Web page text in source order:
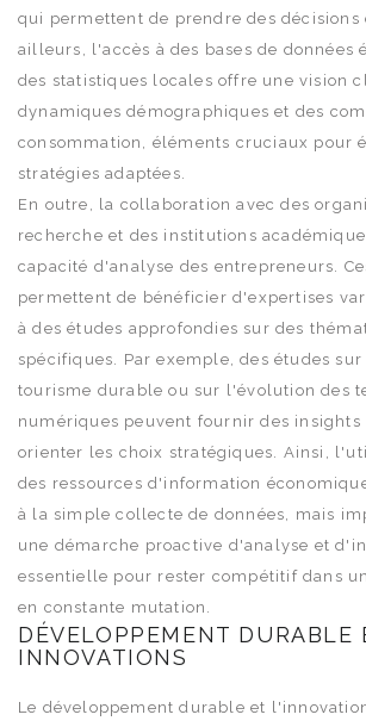
qui permettent de prendre des décisions
ailleurs, l'accès à des bases de données
des statistiques locales offre une vision
dynamiques démographiques et des
consommation, éléments cruciaux pour
stratégies adaptées.
En outre, la collaboration avec des
recherche et des institutions
capacité d'analyse des entrepreneurs.
permettent de bénéficier d'expertises
à des études approfondies sur des
spécifiques. Par exemple, des études
tourisme durable ou sur l'évolution des
numériques peuvent fournir des insights
orienter les choix stratégiques. Ainsi,
des ressources d'information
à la simple collecte de données, mais
une démarche proactive d'analyse et
essentielle pour rester compétitif dans
en constante mutation.
DÉVELOPPEMENT DURABLE
INNOVATIONS
Le développement durable et